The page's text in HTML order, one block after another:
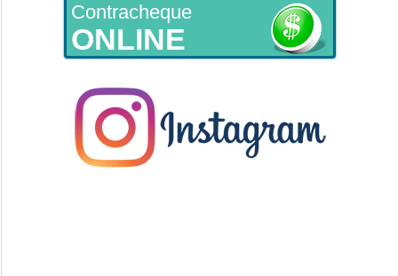
Contracheque
ONLINE